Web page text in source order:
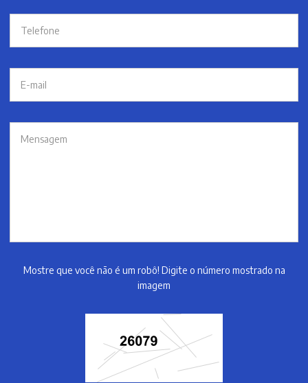
Mostre que você não é um robô! Digite o número mostrado na
imagem